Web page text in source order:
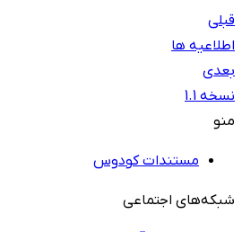
قبلی
اطلاعیه ها
بعدی
نسخه 1.1
منو
مستندات کودوس
شبکه‌های اجتماعی